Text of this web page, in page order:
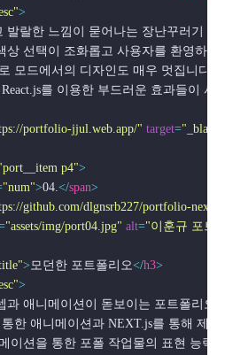
>
끔하고 발랄한 느낌이 묻어나는 장난꾸러기
치와 색상 선택이 조화롭고 사용자를 환영
, 가로 모드에서의 디자인도 매우 멋집니다.
GSAP와 React.js를 이용한 부드러운 효과
portfolio-jjul.web.app/" target="_blank"
p4">
"num">04.</span>
github.com/dlgnsrb227/portfolio-next"
"assets/img/port04.jpg" alt="이훈규 포트
>모던한 포트폴리오</h3>
>
랙 컨셉과 애니메이션이 돋보이는 포트폴리
를 통한 애니메이션과 NEXT.js를 통해
애니메이션을 통한 포폴 작업물의 표현